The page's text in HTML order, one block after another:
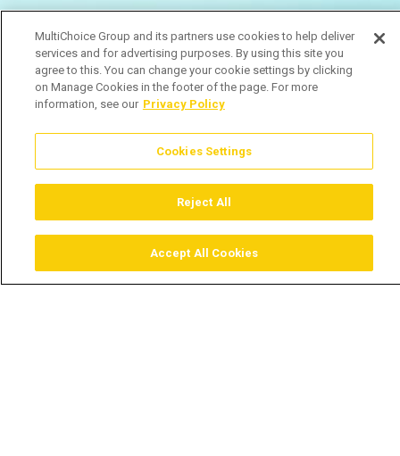
Guia TV
MultiChoice Group and its partners use cookies to help deliver
services and for advertising purposes. By using this site you
agree to this. You can change your cookie settings by clicking
on Manage Cookies in the footer of the page. For more
information, see our Privacy Policy
Cookies Settings
Reject All
Accept All Cookies